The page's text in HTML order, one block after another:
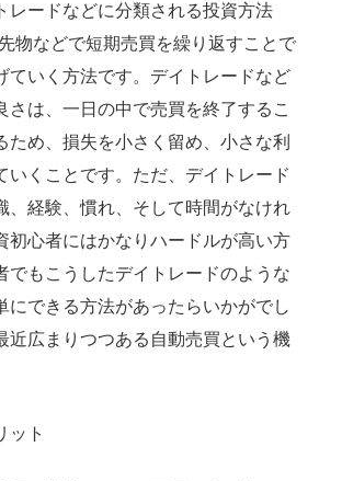
レードなどに分類される投資方法
物などで短期売買を繰り返すことで
ていく方法です。デイトレードなど
さは、一日の中で売買を終了するこ
ため、損失を小さく留め、小さな利
いくことです。ただ、デイトレード
、経験、慣れ、そして時間がなけれ
初心者にはかなりハードルが高い方
でもこうしたデイトレードのような
にできる方法があったらいかがでし
近広まりつつある自動売買という機
ット